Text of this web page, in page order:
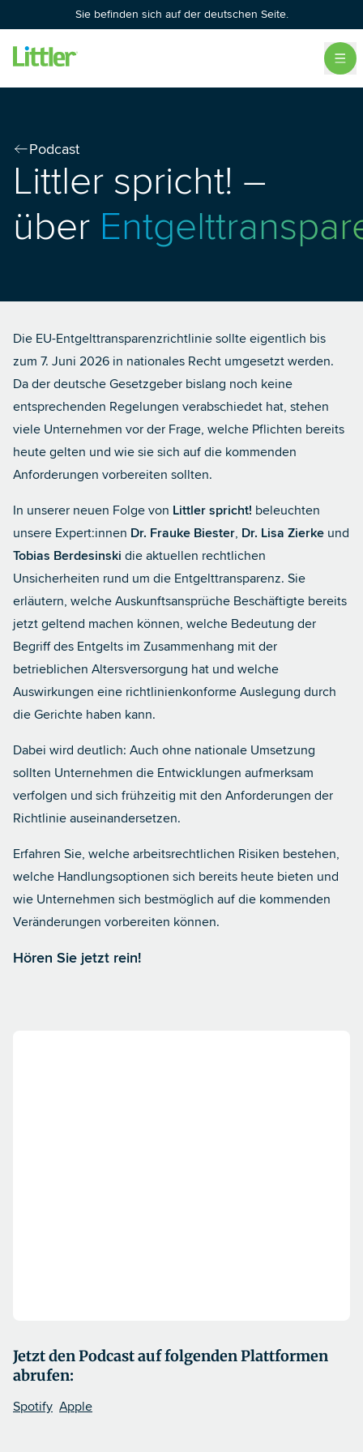
Sie befinden sich auf der deutschen Seite.
Podcast
Littler spricht! –
über
Die EU-Entgelttransparenzrichtlinie sollte eigentlich bis
zum 7. Juni 2026 in nationales Recht umgesetzt werden.
Da der deutsche Gesetzgeber bislang noch keine
entsprechenden Regelungen verabschiedet hat, stehen
viele Unternehmen vor der Frage, welche Pflichten bereits
heute gelten und wie sie sich auf die kommenden
Anforderungen vorbereiten sollten.
In unserer neuen Folge von Littler spricht! beleuchten
unsere Expert:innen Dr. Frauke Biester, Dr. Lisa Zierke und
Tobias Berdesinski die aktuellen rechtlichen
Unsicherheiten rund um die Entgelttransparenz. Sie
erläutern, welche Auskunftsansprüche Beschäftigte bereits
jetzt geltend machen können, welche Bedeutung der
Begriff des Entgelts im Zusammenhang mit der
betrieblichen Altersversorgung hat und welche
Auswirkungen eine richtlinienkonforme Auslegung durch
die Gerichte haben kann.
Dabei wird deutlich: Auch ohne nationale Umsetzung
sollten Unternehmen die Entwicklungen aufmerksam
verfolgen und sich frühzeitig mit den Anforderungen der
Richtlinie auseinandersetzen.
Erfahren Sie, welche arbeitsrechtlichen Risiken bestehen,
welche Handlungsoptionen sich bereits heute bieten und
wie Unternehmen sich bestmöglich auf die kommenden
Veränderungen vorbereiten können.
Hören Sie jetzt rein!
Jetzt den Podcast auf folgenden Plattformen
abrufen:
Spotify Apple